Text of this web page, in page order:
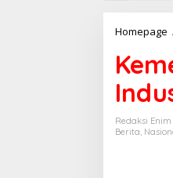
Homepage
Redaksi Enim
Berita